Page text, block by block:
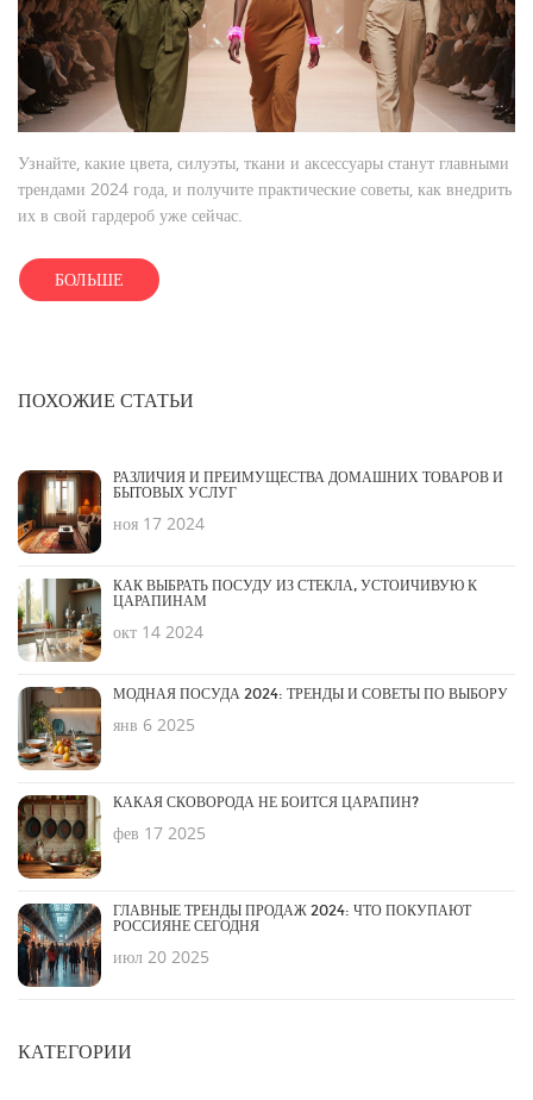
Узнайте, какие цвета, силуэты, ткани и аксессуары станут главными
трендами 2024 года, и получите практические советы, как внедрить
их в свой гардероб уже сейчас.
БОЛЬШЕ
ПОХОЖИЕ СТАТЬИ
РАЗЛИЧИЯ И ПРЕИМУЩЕСТВА ДОМАШНИХ ТОВАРОВ И
БЫТОВЫХ УСЛУГ
ноя 17 2024
КАК ВЫБРАТЬ ПОСУДУ ИЗ СТЕКЛА, УСТОЙЧИВУЮ К
ЦАРАПИНАМ
окт 14 2024
МОДНАЯ ПОСУДА 2024: ТРЕНДЫ И СОВЕТЫ ПО ВЫБОРУ
янв 6 2025
КАКАЯ СКОВОРОДА НЕ БОИТСЯ ЦАРАПИН?
фев 17 2025
ГЛАВНЫЕ ТРЕНДЫ ПРОДАЖ 2024: ЧТО ПОКУПАЮТ
РОССИЯНЕ СЕГОДНЯ
июл 20 2025
КАТЕГОРИИ